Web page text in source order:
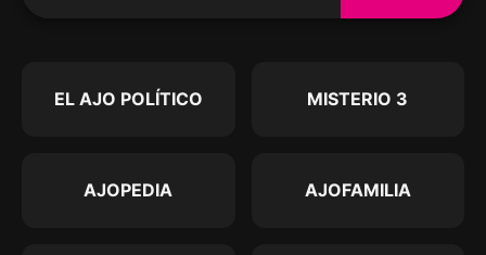
EL AJO POLÍTICO MISTERIO 3
AJOPEDIA AJOFAMILIA